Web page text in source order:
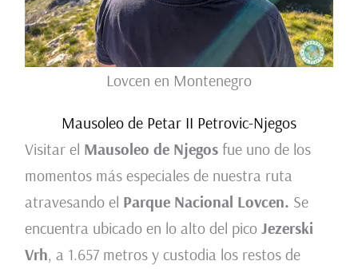
Lovcen en Montenegro
Mausoleo de Petar II Petrovic-Njegos
Visitar el Mausoleo de Njegosfue uno de los
momentos más especiales de nuestra ruta
atravesando el Parque Nacional Lovcen. Se
encuentra ubicado en lo alto del pico Jezerski
Vrh, a 1.657 metros y custodia los restos de